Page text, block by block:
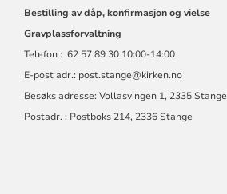
Bestilling av dåp, konfirmasjon og vielse
Gravplassforvaltning
Telefon : 62 57 89 30 10:00-14:00
E-post adr.: post.stange@kirken.no
Besøks adresse: Vollasvingen 1, 2335 Stange
Postadr. : Postboks 214, 2336 Stange